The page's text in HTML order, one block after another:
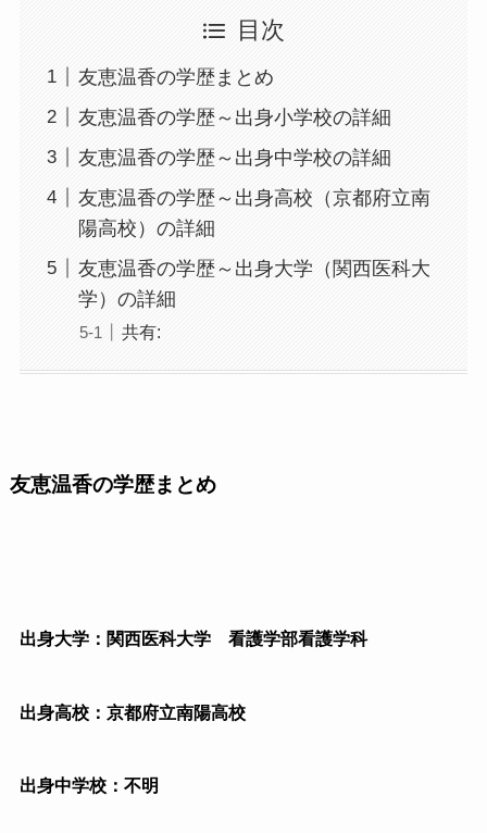
目次
友恵温香の学歴まとめ
友恵温香の学歴～出身小学校の詳細
友恵温香の学歴～出身中学校の詳細
友恵温香の学歴～出身高校（京都府立南
陽高校）の詳細
友恵温香の学歴～出身大学（関西医科大
学）の詳細
共有:
友恵温香の学歴まとめ
出身大学：関西医科大学 看護学部看護学科
出身高校：京都府立南陽高校
出身中学校：不明